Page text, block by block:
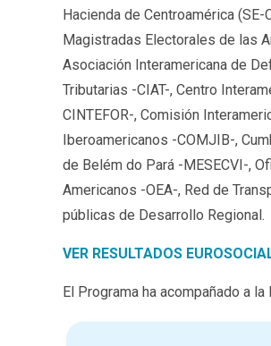
Hacienda de Centroamérica
Magistradas Electorales de las
Asociación Interamericana de
Tributarias -CIAT-, Centro
CINTEFOR-, Comisión
Iberoamericanos -COMJIB-,
de Belém do Pará -MESECVI-,
Americanos -OEA-, Red de
públicas de Desarrollo Regional.
VER RESULTADOS
El Programa ha acompañado a